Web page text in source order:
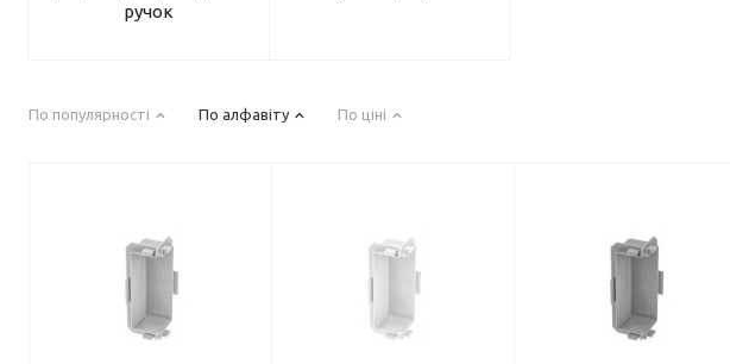
ручок
По популярності По алфавіту По ціні